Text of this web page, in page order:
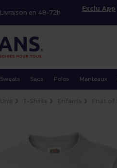
Livraison en 48-72h
Exclu App
Sweats Sacs Polos Manteaux